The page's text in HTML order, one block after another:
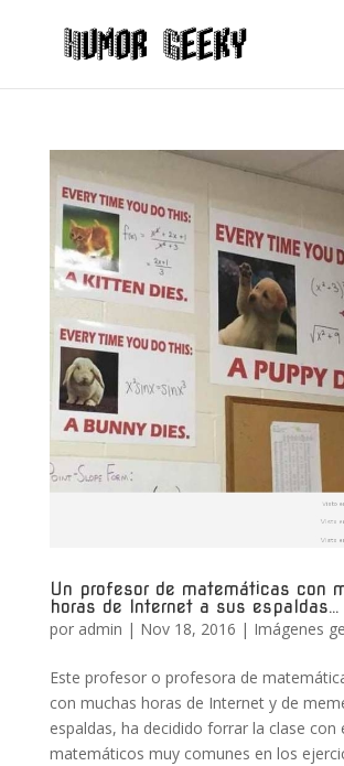
Un profesor de matemáticas con
horas de Internet a sus espaldas…
por admin | Nov 18, 2016 | Imágenes
Este profesor o profesora de
con muchas horas de Internet y de
espaldas, ha decidido forrar la clase con
matemáticos muy comunes en los